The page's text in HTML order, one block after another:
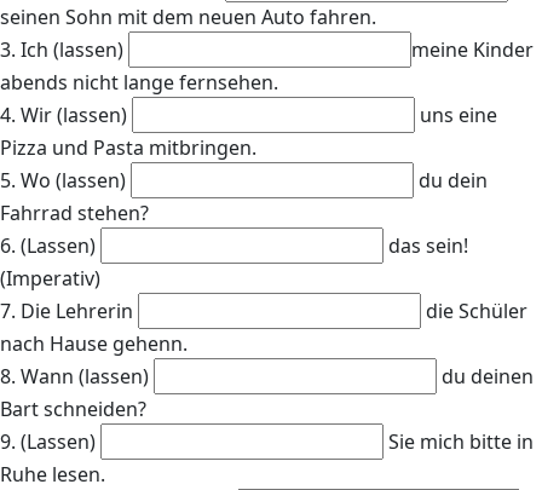
seinen Sohn mit dem neuen Auto fahren.
3. Ich (lassen)
meine Kinder
abends nicht lange fernsehen.
4. Wir (lassen)
uns eine
Pizza und Pasta mitbringen.
5. Wo (lassen)
du dein
Fahrrad stehen?
6. (Lassen)
das sein!
(Imperativ)
7. Die Lehrerin
die Schüler
nach Hause gehenn.
8. Wann (lassen)
du deinen
Bart schneiden?
9. (Lassen)
Sie mich bitte in
Ruhe lesen.